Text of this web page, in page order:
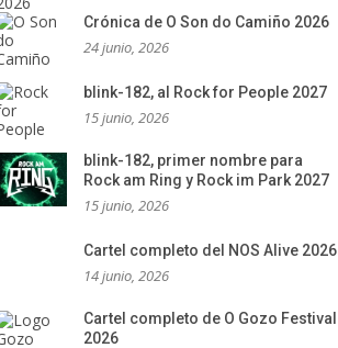
Crónica de O Son do Camiño 2026
24 junio, 2026
blink-182, al Rock for People 2027
15 junio, 2026
blink-182, primer nombre para
Rock am Ring y Rock im Park 2027
15 junio, 2026
Cartel completo del NOS Alive 2026
14 junio, 2026
Cartel completo de O Gozo Festival
2026